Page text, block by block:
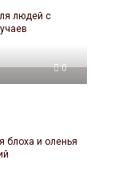
людей с
0
блоха и оленья